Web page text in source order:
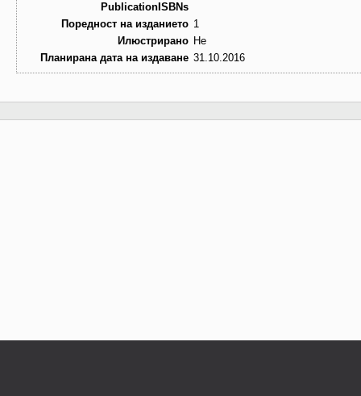
PublicationISBNs
Поредност на изданието 1
Илюстрирано Не
Планирана дата на издаване 31.10.2016